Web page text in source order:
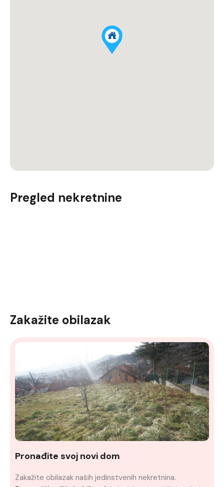
Pregled nekretnine
Zakažite obilazak
Pronađite svoj novi dom
Zakažite obilazak naših jedinstvenih nekretnina.